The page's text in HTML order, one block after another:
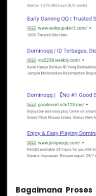
Bagaimana